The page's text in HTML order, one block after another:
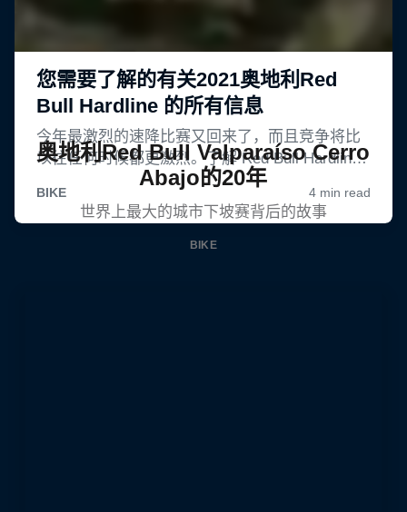
奥地利Red Bull Valparaíso Cerro
Abajo的20年
世界上最大的城市下坡赛背后的故事
BIKE